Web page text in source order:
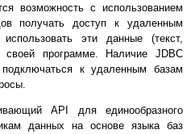
возможность с использованием
получать доступ к удаленным
эти данные (текст,
программе. Наличие JDBC
подключаться к удаленным базам
API для единообразного
данных на основе языка баз